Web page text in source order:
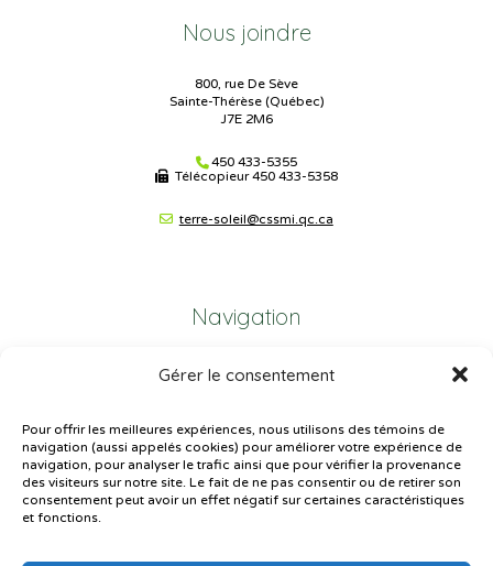
Gérer le consentement
Pour offrir les meilleures expériences, nous utilisons des témoins de
navigation (aussi appelés cookies) pour améliorer votre expérience de
navigation, pour analyser le trafic ainsi que pour vérifier la provenance
des visiteurs sur notre site. Le fait de ne pas consentir ou de retirer son
consentement peut avoir un effet négatif sur certaines caractéristiques
et fonctions.
Nous joindre
800, rue De Sève
Sainte-Thérèse (Québec)
J7E 2M6
450 433-5355
Télécopieur450 433-5358
terre-soleil@cssmi.qc.ca
Navigation
Plan du site
Plainte – service à l’élève
Politique de confidentialité